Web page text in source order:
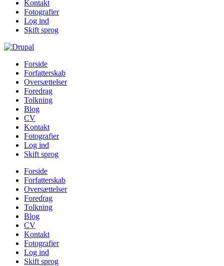
Kontakt
Fotografier
Log ind
Skift sprog
Forside
Forfatterskab
Oversættelser
Foredrag
Tolkning
Blog
CV
Kontakt
Fotografier
Log ind
Skift sprog
Forside
Forfatterskab
Oversættelser
Foredrag
Tolkning
Blog
CV
Kontakt
Fotografier
Log ind
Skift sprog